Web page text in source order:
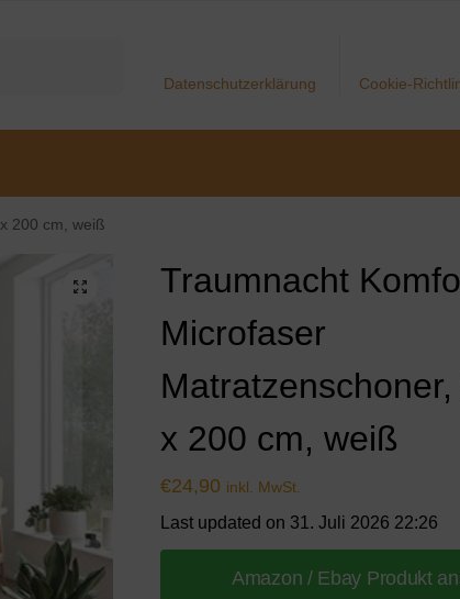
Datenschutzerklärung Cookie-
200 cm, weiß
Traumnacht
Microfaser
x 200 cm, weiß
€24,90 inkl. MwSt.
Last updated on 31. Juli 2026 22:26
Amazon / Ebay Produkt